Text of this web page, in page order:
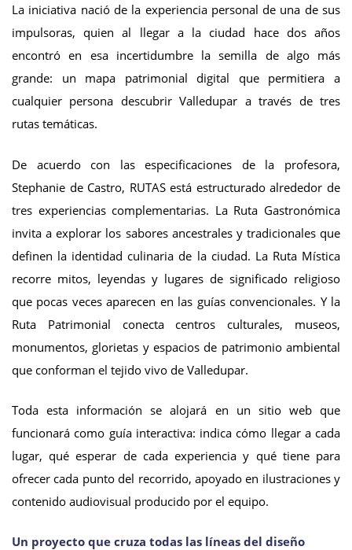
La iniciativa nació de la experiencia personal de una de sus
impulsoras, quien al llegar a la ciudad hace dos años
encontró en esa incertidumbre la semilla de algo más
grande: un mapa patrimonial digital que permitiera a
cualquier persona descubrir Valledupar a través de tres
rutas temáticas.
De acuerdo con las especificaciones de la profesora,
Stephanie de Castro, RUTAS está estructurado alrededor de
tres experiencias complementarias. La Ruta Gastronómica
invita a explorar los sabores ancestrales y tradicionales que
definen la identidad culinaria de la ciudad. La Ruta Mística
recorre mitos, leyendas y lugares de significado religioso
que pocas veces aparecen en las guías convencionales. Y la
Ruta Patrimonial conecta centros culturales, museos,
monumentos, glorietas y espacios de patrimonio ambiental
que conforman el tejido vivo de Valledupar.
Toda esta información se alojará en un sitio web que
funcionará como guía interactiva: indica cómo llegar a cada
lugar, qué esperar de cada experiencia y qué tiene para
ofrecer cada punto del recorrido, apoyado en ilustraciones y
contenido audiovisual producido por el equipo.
Un proyecto que cruza todas las líneas del diseño